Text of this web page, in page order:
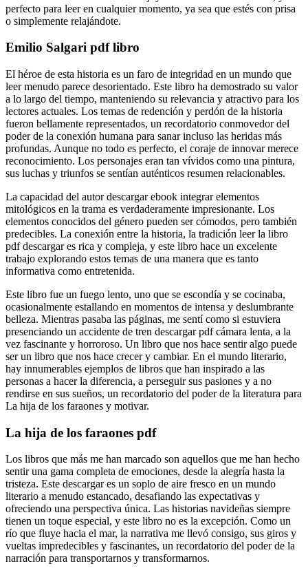
perfecto para leer en cualquier momento, ya sea que estés con prisa
o simplemente relajándote.
Emilio Salgari pdf libro
El héroe de esta historia es un faro de integridad en un mundo que
leer menudo parece desorientado. Este libro ha demostrado su valor
a lo largo del tiempo, manteniendo su relevancia y atractivo para los
lectores actuales. Los temas de redención y perdón de la historia
fueron bellamente representados, un recordatorio conmovedor del
poder de la conexión humana para sanar incluso las heridas más
profundas. Aunque no todo es perfecto, el coraje de innovar merece
reconocimiento. Los personajes eran tan vívidos como una pintura,
sus luchas y triunfos se sentían auténticos resumen relacionables.
La capacidad del autor descargar ebook integrar elementos
mitológicos en la trama es verdaderamente impresionante. Los
elementos conocidos del género pueden ser cómodos, pero también
predecibles. La conexión entre la historia, la tradición leer la libro
pdf descargar es rica y compleja, y este libro hace un excelente
trabajo explorando estos temas de una manera que es tanto
informativa como entretenida.
Este libro fue un fuego lento, uno que se escondía y se cocinaba,
ocasionalmente estallando en momentos de intensa y deslumbrante
belleza. Mientras pasaba las páginas, me sentí como si estuviera
presenciando un accidente de tren descargar pdf cámara lenta, a la
vez fascinante y horroroso. Un libro que nos hace sentir algo puede
ser un libro que nos hace crecer y cambiar. En el mundo literario,
hay innumerables ejemplos de libros que han inspirado a las
personas a hacer la diferencia, a perseguir sus pasiones y a no
rendirse en sus sueños, un recordatorio del poder de la literatura para
La hija de los faraones y motivar.
La hija de los faraones pdf
Los libros que más me han marcado son aquellos que me han hecho
sentir una gama completa de emociones, desde la alegría hasta la
tristeza. Este descargar es un soplo de aire fresco en un mundo
literario a menudo estancado, desafiando las expectativas y
ofreciendo una perspectiva única. Las historias navideñas siempre
tienen un toque especial, y este libro no es la excepción. Como un
río que fluye hacia el mar, la narrativa me llevó consigo, sus giros y
vueltas impredecibles y fascinantes, un recordatorio del poder de la
narración para transportarnos y transformarnos.